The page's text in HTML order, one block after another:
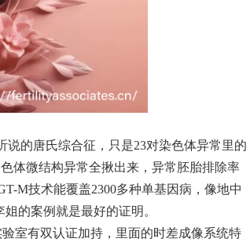
的唐氏综合征，只是23对染色体异常里的
体微结构异常全揪出来，异常胚胎排除率
M技术能覆盖2300多种单基因病，像地中
的案例就是最好的证明。
室有双认证加持，里面的时差成像系统特